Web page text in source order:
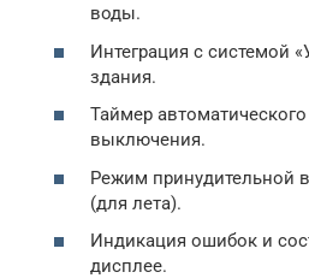
воды.
Интеграция с системой
здания.
Таймер
выключения.
Режим принудительной
(для лета).
Индикация ошибок и
дисплее.